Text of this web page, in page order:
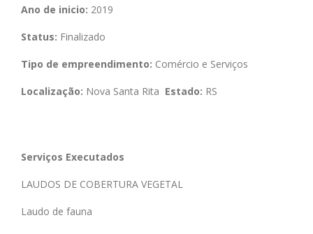
Ano de inicio: 2019
Status: Finalizado
Tipo de empreendimento: Comércio e Serviços
Localização: Nova Santa Rita Estado: RS
Serviços Executados
LAUDOS DE COBERTURA VEGETAL
Laudo de fauna